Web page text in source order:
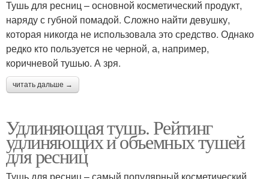
Тушь для ресниц – основной косметический продукт,
наряду с губной помадой. Сложно найти девушку,
которая никогда не использовала это средство. Однако
редко кто пользуется не черной, а, например,
коричневой тушью. А зря.
читать дальше →
Удлиняющая тушь. Рейтинг
удлиняющих и объемных тушей
для ресниц